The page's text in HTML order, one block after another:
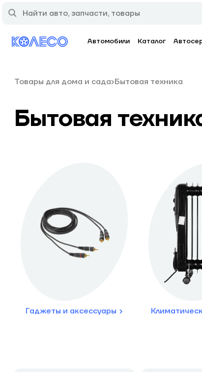
Автомобили Каталог
Товары для дома и сада Бытовая техника
Бытовая
Гаджеты и аксессуары